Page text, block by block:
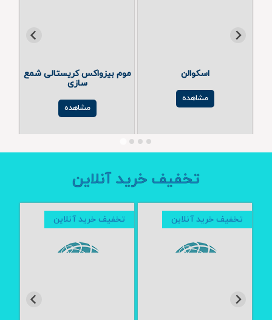
موم بیزواکس کریستالی شمع
سازی
مشاهده
اسکوالن
مشاهده
تخفیف خرید آنلاین
تخفیف خرید آنلاین تخفیف خرید آنلاین
تخفیف خرید آنلاین
تخفیف خرید آنلاین
تخفیف خرید آنلاین